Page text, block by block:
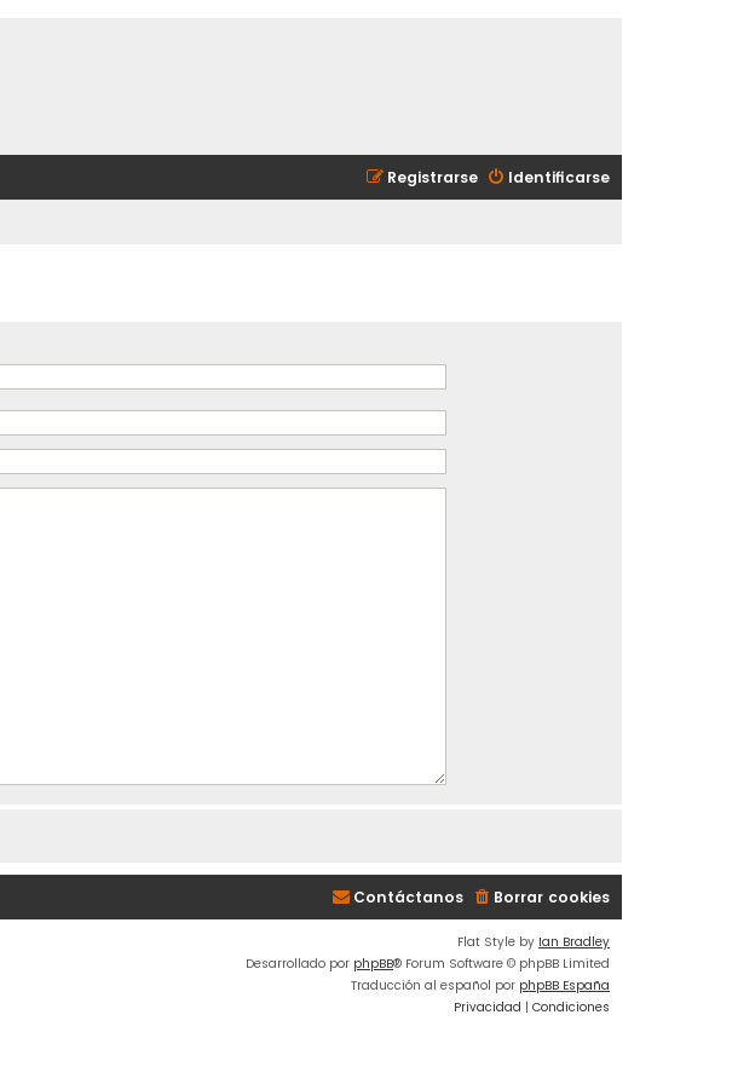
Identificarse
Registrarse
Borrar cookies
Contáctanos
Flat Style by Ian Bradley
Desarrollado por phpBB® Forum Software © phpBB Limited
Traducción al español por phpBB España
Privacidad | Condiciones